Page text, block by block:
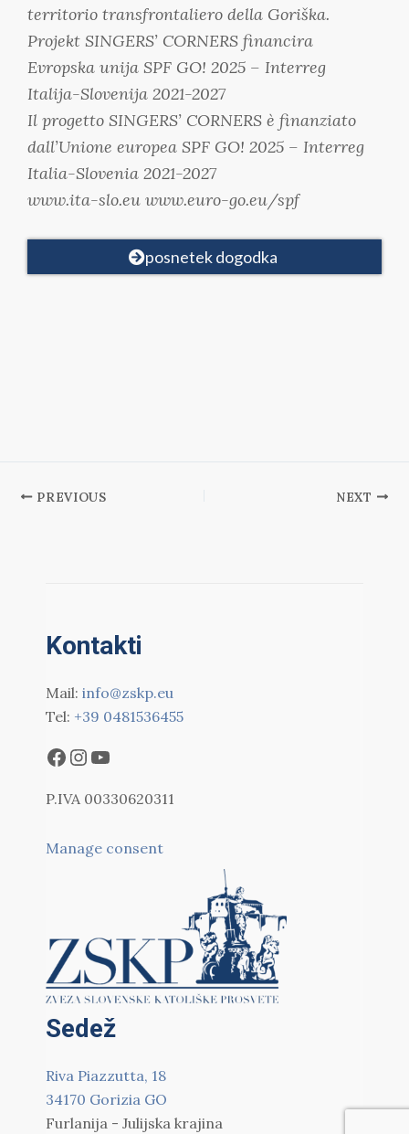
territorio transfrontaliero della Goriška.
Projekt SINGERS’ CORNERS financira
Evropska unija SPF GO! 2025 – Interreg
Italija-Slovenija 2021-2027
Il progetto SINGERS’ CORNERS è finanziato
dall’Unione europea SPF GO! 2025 – Interreg
Italia-Slovenia 2021-2027
www.ita-slo.eu www.euro-go.eu/spf
posnetek dogodka
PREVIOUS NEXT
Kontakti
Mail: info@zskp.eu
Tel: +39 0481536455
P.IVA 00330620311
Manage consent
Sedež
Riva Piazzutta, 18
34170 Gorizia GO
Furlanija - Julijska krajina